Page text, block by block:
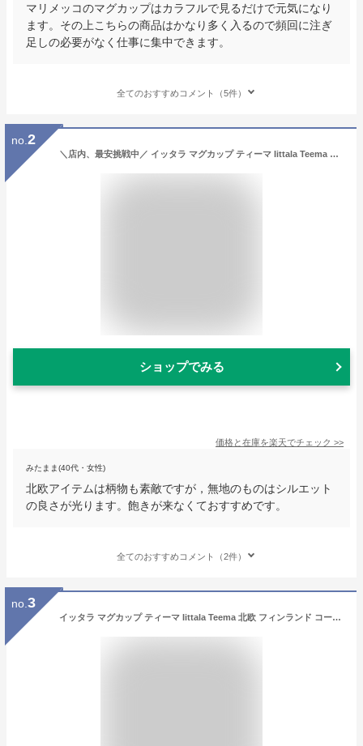
マリメッコのマグカップはカラフルで見るだけで元気になり
ます。その上こちらの商品はかなり多く入るので頻回に注ぎ
足しの必要がなく仕事に集中できます。
全てのおすすめコメント（5件）
no. 2
＼店内、最安挑戦中／ イッタラ マグカップ ティーマ Iittala Teema 北欧 フィンランド コーヒーカップ 食器 コップ インテリア キッチン 北欧雑貨 Mug
ショップでみる
価格と在庫を楽天でチェック >>
みたまま(40代・女性)
北欧アイテムは柄物も素敵ですが，無地のものはシルエット
の良さが光ります。飽きが来なくておすすめです。
全てのおすすめコメント（2件）
no. 3
イッタラ マグカップ ティーマ Iittala Teema 北欧 フィンランド コーヒーカップ 食器 コップ インテリア キッチン 北欧雑貨 Mug 母の日